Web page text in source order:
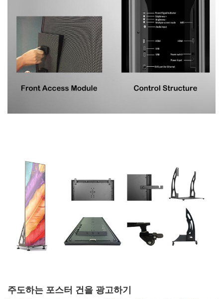
력
200개 Ｗ / 세트 100개 Ｗ /
MAX 출력
소비
750개 Ｗ / 세트 600개 Ｗ / 세트 390개 Ｗ
스캔 방식 1/32 스캔 1/32 스캔 1/27 스
임시 / 습도
-10'
-10'
갱신 속도 ≥2,880 Hz ≥2,880 Hz
수직 시야 각
도
160' 160'
수평 시야각 140' 140'
(Front/Rear)
프레임 속도 60 초당 프레임 60 초당 프레임
주도하는 포스터 건을 광고하기